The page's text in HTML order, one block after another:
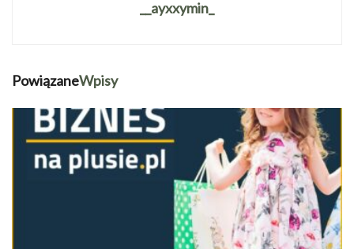
__ayxxymin_
PowiązaneWpisy